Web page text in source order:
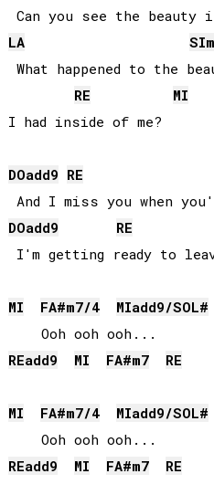
LA
SI
What happened to the
RE
MI
I had inside of me?
DOadd9 RE
DOadd9
RE
I'm getting ready to
MI FA#m7/4 MIadd9/SOL#
REadd9 MI FA#m7 RE
MI FA#m7/4 MIadd9/SOL#
REadd9 MI FA#m7 RE